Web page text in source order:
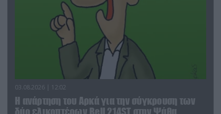
03.08.2026 | 12:02
Η ανάρτηση του Αρκά για την σύγκρουση των
δύο ελικοπτέρων Bell 214ST στην Ψάθα